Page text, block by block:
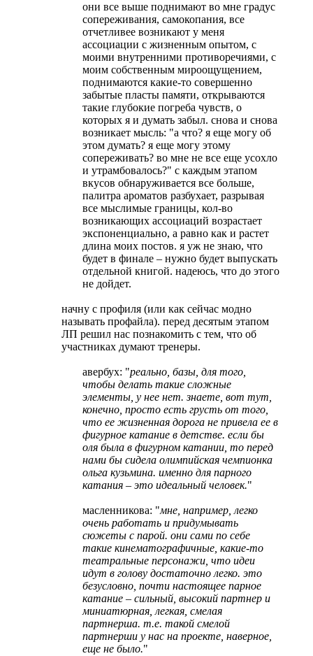
они все выше поднимают во мне градус
сопереживания, самокопания, все
отчетливее возникают у меня
ассоциации с жизненным опытом, с
моими внутренними противоречиями, с
моим собственным мироощущением,
поднимаются какие-то совершенно
забытые пласты памяти, открываются
такие глубокие погреба чувств, о
которых я и думать забыл. снова и снова
возникает мысль: "а что? я еще могу об
этом думать? я еще могу этому
сопереживать? во мне не все еще усохло
и утрамбовалось?" с каждым этапом
вкусов обнаруживается все больше,
палитра ароматов разбухает, разрывая
все мыслимые границы, кол-во
возникающих ассоциаций возрастает
экспоненциально, а равно как и растет
длина моих постов. я уж не знаю, что
будет в финале – нужно будет выпускать
отдельной книгой. надеюсь, что до этого
не дойдет.
начну с профиля (или как сейчас модно
называть профайла). перед десятым этапом
ЛП решил нас познакомить с тем, что об
участниках думают тренеры.
авербух: "реально, базы, для того,
чтобы делать такие сложные
элементы, у нее нет. знаете, вот тут,
конечно, просто есть грусть от того,
что ее жизненная дорога не привела ее в
фигурное катание в детстве. если бы
оля была в фигурном катании, то перед
нами бы сидела олимпийская чемпионка
ольга кузьмина. именно для парного
катания – это идеальный человек."
масленникова: "мне, например, легко
очень работать и придумывать
сюжеты с парой. они сами по себе
такие кинематографичные, какие-то
театральные персонажи, что идеи
идут в голову достаточно легко. это
безусловно, почти настоящее парное
катание – сильный, высокий партнер и
миниатюрная, легкая, смелая
партнерша. т.е. такой смелой
партнерши у нас на проекте, наверное,
еще не было."